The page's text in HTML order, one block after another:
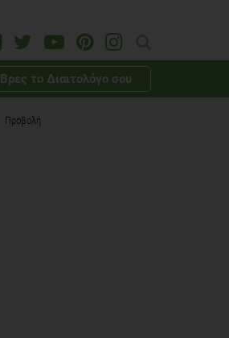
Βρες το Διαιτολόγο σου
Προβολή